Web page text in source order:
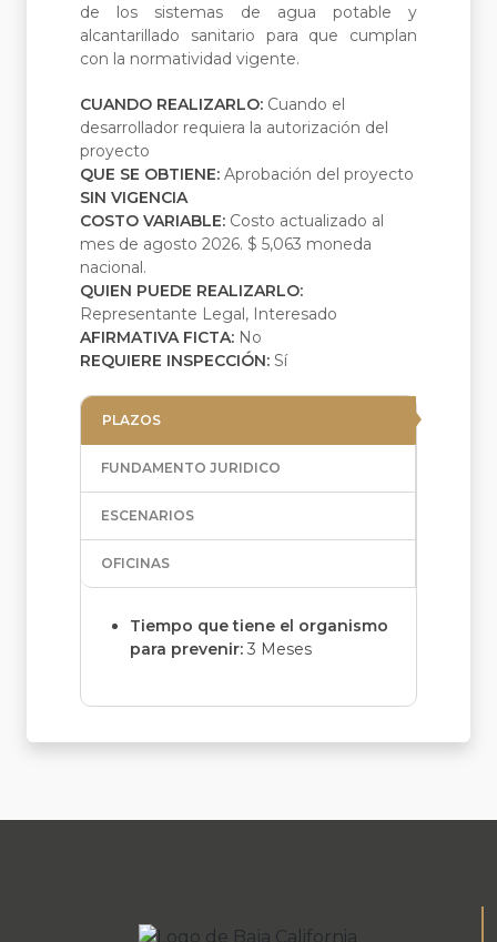
de los sistemas de agua potable y
alcantarillado sanitario para que cumplan
con la normatividad vigente.
CUANDO REALIZARLO: Cuando el
desarrollador requiera la autorización del
proyecto
QUE SE OBTIENE: Aprobación del proyecto
SIN VIGENCIA
COSTO VARIABLE: Costo actualizado al
mes de agosto 2026. $ 5,063 moneda
nacional.
QUIEN PUEDE REALIZARLO:
Representante Legal, Interesado
AFIRMATIVA FICTA: No
REQUIERE INSPECCIÓN: Sí
PLAZOS
FUNDAMENTO JURIDICO
ESCENARIOS
OFICINAS
Tiempo que tiene el organismo
para prevenir: 3 Meses